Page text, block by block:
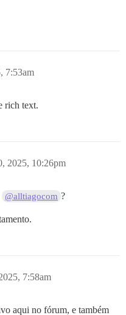
7:53am
rich text.
2025, 10:26pm
@alltiagocom ?
7:58am
aqui no fórum, e também